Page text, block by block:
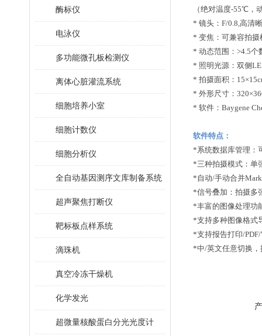
酶标仪
电泳仪
多功能微孔板检测仪
离体心脏灌流系统
细胞培养小室
细胞计数仪
细胞分析仪
全自动基因测序文库制备系统
超声聚焦打断仪
靶标板点样系统
滴珠机
真空冷冻干燥机
化学发光
超微量核酸蛋白分光光度计
（绝对温度-55℃ ，
* 镜头： F/0.8,高清
* 变焦：可兼容拍摄
* 动态范围： >4.5个
* 照明光源：双侧
* 拍摄面积： 15×
* 外形尺寸：
* 软件： Baygene
软件特点：
*系统数据库管理：
*三种拍摄模式：单
*自动/手动合并
*信号叠加：拍摄多
*丰富的图像处理功
*支持多种图像格式
*支持报告打印/
*中/英文任意切换